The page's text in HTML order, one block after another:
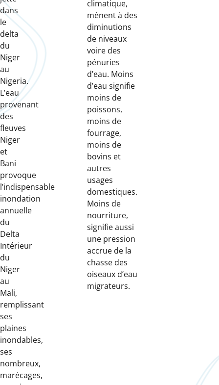
dans
le
delta
du
Niger
au
Nigeria.
L’eau
provenant
des
fleuves
Niger
et
Bani
provoque
l’indispensable
inondation
annuelle
du
Delta
Intérieur
du
Niger
au
Mali,
remplissant
ses
plaines
inondables,
ses
nombreux,
marécages,
climatique,
mènent à des
diminutions
de niveaux
voire des
pénuries
d’eau. Moins
d’eau signifie
moins de
poissons,
moins de
fourrage,
moins de
bovins et
autres
usages
domestiques.
Moins de
nourriture,
signifie aussi
une pression
accrue de la
chasse des
oiseaux d’eau
migrateurs.